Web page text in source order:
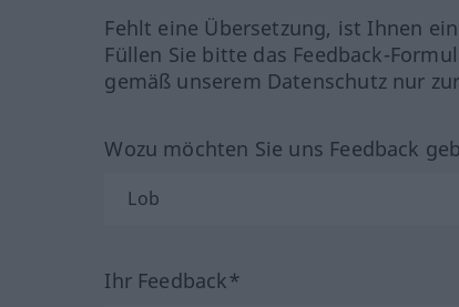
Fehlt eine Übersetzung, ist Ihnen
Füllen Sie bitte das Feedback-
gemäß unserem Datenschutz nur
Wozu möchten Sie uns Feedback
Ihr Feedback*